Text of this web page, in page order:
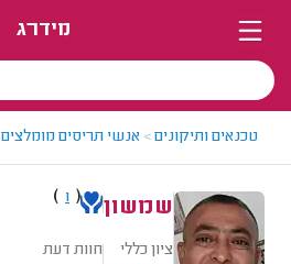
מידרג
טכנאים ותיקונים> אנשי תריסים מומלצים
שמשון (
1
)
ציון כללי חוות דעת